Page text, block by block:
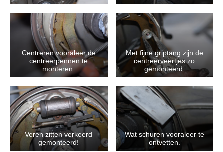
Centreren vooraleer de
centreerpennen te
monteren.
Met fijne griptang zijn de
centreerveertjes zo
gemonteerd.
Veren zitten verkeerd
gemonteerd!
Wat schuren vooraleer te
ontvetten.